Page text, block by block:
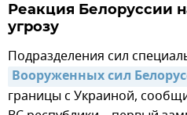
Реакция Белоруссии
угрозу
Подразделения сил
Вооруженных сил
границы с Украиной,